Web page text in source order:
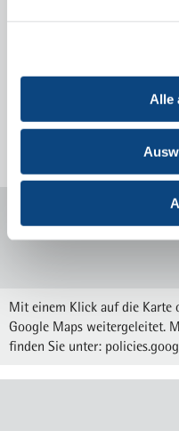
Alle
Telefon0201 805-1171
plastischechirurgie@krupp-
Sprechstunden und
Mit einem Klick auf die Karte
Google Maps weitergeleitet.
finden Sie unter: